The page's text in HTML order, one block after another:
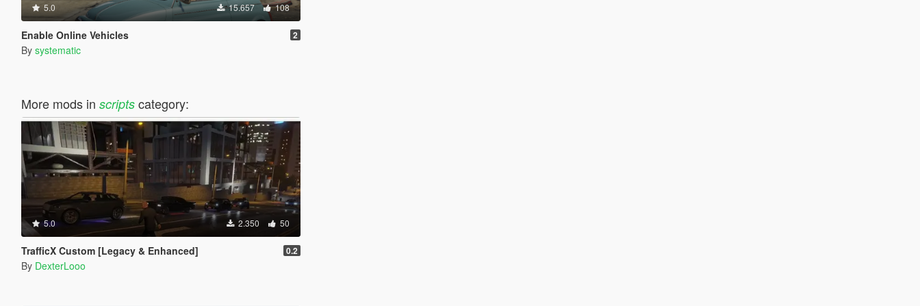
5.0 15.657 108
Enable Online Vehicles 2
By systematic
More mods in scriptscategory:
5.0 2.350 50
TrafficX Custom [Legacy & Enhanced] 0.2
By DexterLooo